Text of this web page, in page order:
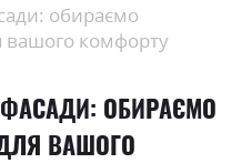
обираємо
вашого комфорту
ФАСАДИ: ОБИРАЄМО
ВАШОГО